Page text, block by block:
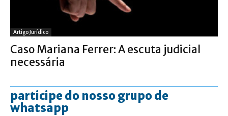
Artigo Jurídico
Caso Mariana Ferrer: A escuta judicial
necessária
participe do nosso grupo de
whatsapp